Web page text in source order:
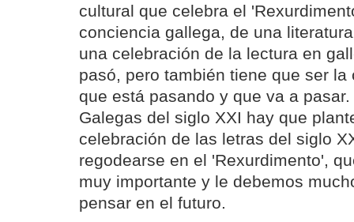
cultural que celebra el
conciencia gallega, de una
una celebración de la lectura en
pasó, pero también tiene que ser
que está pasando y que va a
Galegas del siglo XXI hay que
celebración de las letras del siglo
regodearse en el 'Rexurdimento',
muy importante y le debemos
pensar en el futuro.